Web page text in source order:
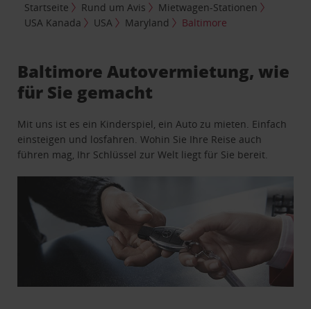
Startseite Rund um Avis
Mietwagen-Stationen
USA Kanada
USA Maryland Baltimore
Baltimore Autovermietung, wie
für Sie gemacht
Mit uns ist es ein Kinderspiel, ein Auto zu mieten. Einfach
einsteigen und losfahren. Wohin Sie Ihre Reise auch
führen mag, Ihr Schlüssel zur Welt liegt für Sie bereit.